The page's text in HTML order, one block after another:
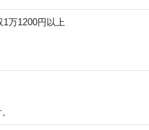
万1200円以上